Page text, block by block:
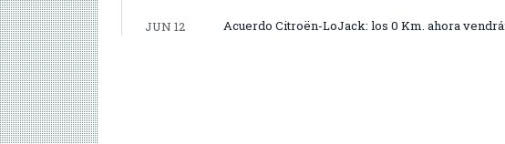
JUN 12 Acuerdo Citroën-LoJack: los 0 Km. ahora